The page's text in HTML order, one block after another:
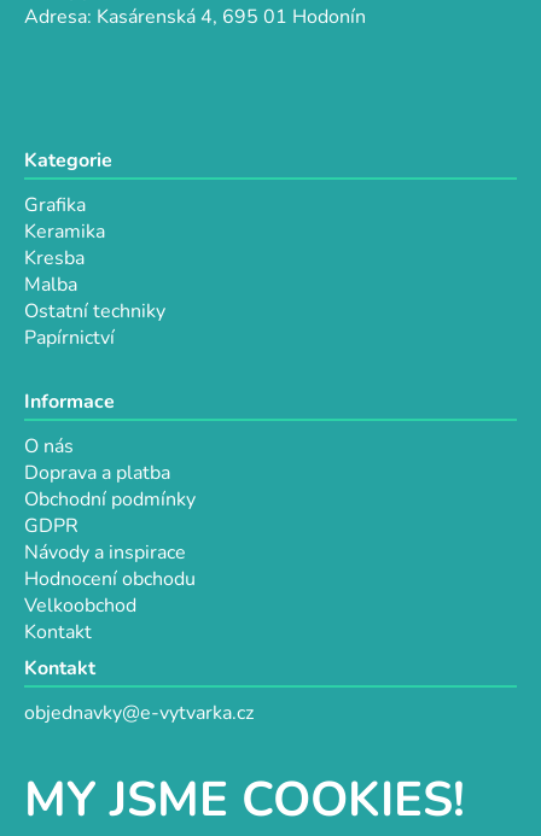
MY JSME COOKIES!
Adresa: Kasárenská 4, 695 01 Hodonín
Kategorie
Grafika
Keramika
Kresba
Malba
Ostatní techniky
Papírnictví
Informace
O nás
Doprava a platba
Obchodní podmínky
GDPR
Návody a inspirace
Hodnocení obchodu
Velkoobchod
Kontakt
Kontakt
objednavky@e-vytvarka.cz
Facebook